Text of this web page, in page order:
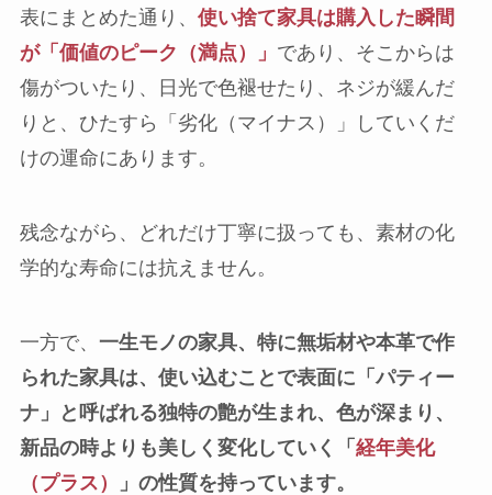
表にまとめた通り、 使い捨て家具は購入した瞬間
が「価値のピーク（満点）」 であり、そこからは
傷がついたり、日光で色褪せたり、ネジが緩んだ
りと、ひたすら「劣化（マイナス）」していくだ
けの運命にあります。
残念ながら、どれだけ丁寧に扱っても、素材の化
学的な寿命には抗えません。
一方で、 一生モノの家具、特に無垢材や本革で作
られた家具は、使い込むことで表面に「パティー
ナ」と呼ばれる独特の艶が生まれ、色が深まり、
新品の時よりも美しく変化していく「 経年美化
（プラス）
」の性質を持っています。